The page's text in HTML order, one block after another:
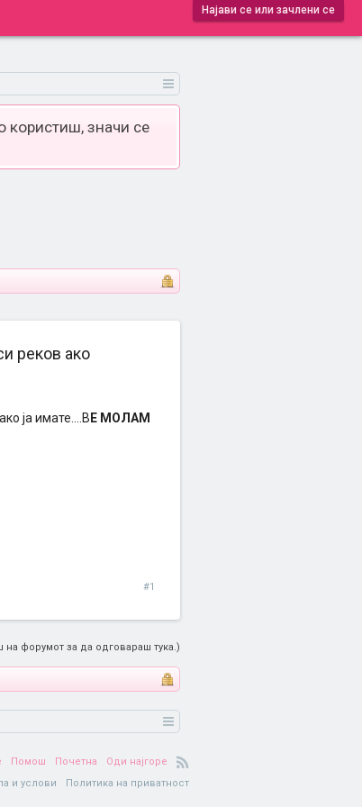
Најави се или зачлени се
користиш, значи се
реков ако
ја имате....В Е МОЛАМ
#1
форумот за да одговараш тука.)
Помош Почетна
Оди најгоре
и услови Политика на приватност